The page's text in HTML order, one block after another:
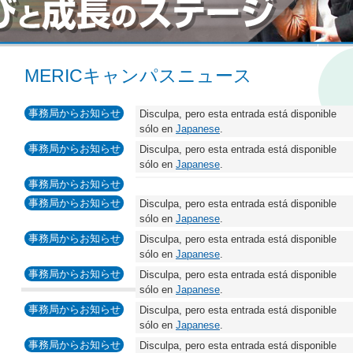
MERICキャンパスニュース
事務局からお知らせ
Disculpa, pero esta entrada está disponible
sólo en Japanese.
事務局からお知らせ
Disculpa, pero esta entrada está disponible
sólo en Japanese.
事務局からお知らせ
事務局からお知らせ
Disculpa, pero esta entrada está disponible
sólo en Japanese.
事務局からお知らせ
Disculpa, pero esta entrada está disponible
sólo en Japanese.
事務局からお知らせ
Disculpa, pero esta entrada está disponible
sólo en Japanese.
事務局からお知らせ
Disculpa, pero esta entrada está disponible
sólo en Japanese.
事務局からお知らせ
Disculpa, pero esta entrada está disponible